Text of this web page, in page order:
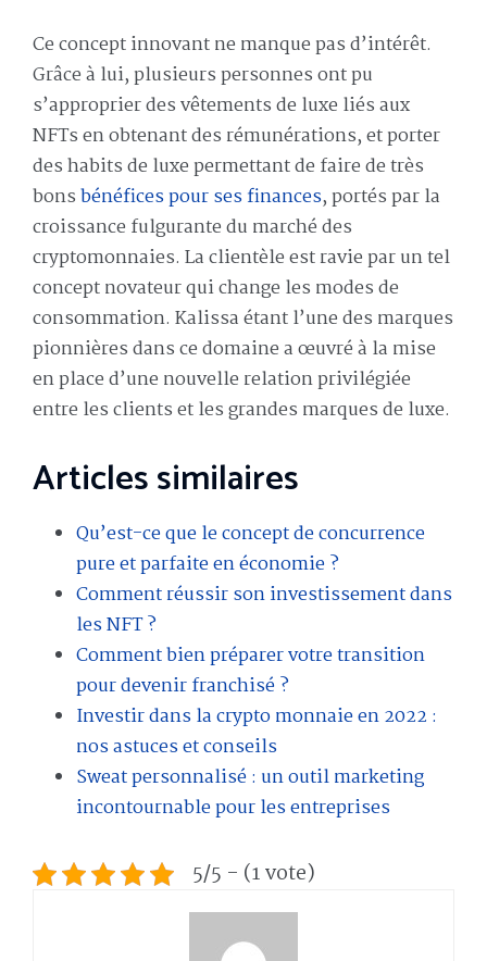
Ce concept innovant ne manque pas d’intérêt.
Grâce à lui, plusieurs personnes ont pu
s’approprier des vêtements de luxe liés aux
NFTs en obtenant des rémunérations, et porter
des habits de luxe permettant de faire de très
bonsbénéfices pour ses finances, portés par la
croissance fulgurante du marché des
cryptomonnaies. La clientèle est ravie par un tel
concept novateur qui change les modes de
consommation. Kalissa étant l’une des marques
pionnières dans ce domaine a œuvré à la mise
en place d’une nouvelle relation privilégiée
entre les clients et les grandes marques de luxe.
Articles similaires
Qu’est-ce que le concept de concurrence
pure et parfaite en économie ?
Comment réussir son investissement dans
les NFT ?
Comment bien préparer votre transition
pour devenir franchisé ?
Investir dans la crypto monnaie en 2022 :
nos astuces et conseils
Sweat personnalisé : un outil marketing
incontournable pour les entreprises
5/5 - (1 vote)